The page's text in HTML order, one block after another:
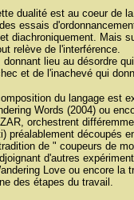
dualité est au coeur de
essais
diachroniquement. Mais
relève de l'interférence.
lieu au désordre
et de l'inachevé qui
du langage est
Words (2004) ou
orchestrent
préalablement découpés
de " coupeurs de
d'autres
Love ou encore la
des étapes du travail.